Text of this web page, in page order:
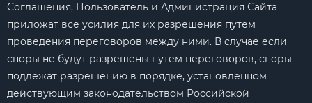
Соглашения, Пользователь и Администрация Сайта
приложат все усилия для их разрешения путем
проведения переговоров между ними. В случае если
споры не будут разрешены путем переговоров, споры
подлежат разрешению в порядке, установленном
действующим законодательством Российской